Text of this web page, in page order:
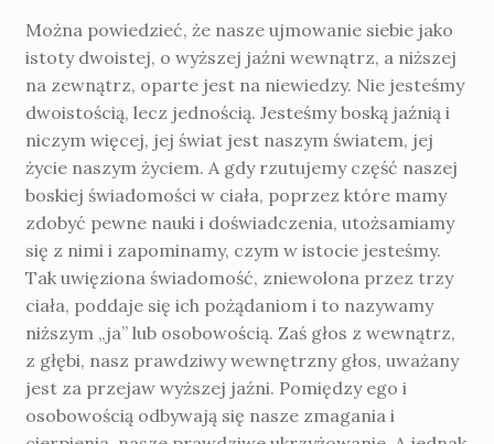
Można powiedzieć, że nasze ujmowanie siebie jako
istoty dwoistej, o wyższej jaźni wewnątrz, a niższej
na zewnątrz, oparte jest na niewiedzy. Nie jesteśmy
dwoistością, lecz jed­nością. Jesteśmy boską jaźnią i
niczym więcej, jej świat jest naszym światem, jej
życie naszym życiem. A gdy rzutujemy część naszej
boskiej świadomości w ciała, poprzez które mamy
zdobyć pewne nauki i doświadczenia, utożsamiamy
się z nimi i zapominamy, czym w istocie jesteśmy.
Tak uwięziona świadomość, zniewolona przez trzy
ciała, poddaje się ich pożądaniom i to nazywamy
niższym „ja” lub osobowością. Zaś głos z wewnątrz,
z głębi, nasz prawdziwy wewnętrzny głos, uważa­ny
jest za przejaw wyższej jaźni. Pomiędzy ego i
osobowością odbywają się nasze zmagania i